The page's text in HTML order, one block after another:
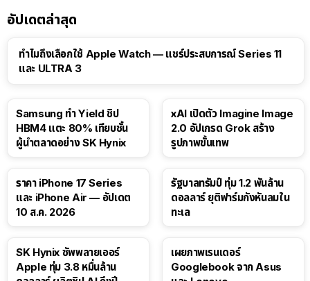
อัปเดตล่าสุด
ทำไมถึงเลือกใช้ Apple Watch — แชร์ประสบการณ์ Series 11
และ ULTRA 3
Samsung ทำ Yield ชิป
HBM4 แตะ 80% เทียบชั้น
ผู้นำตลาดอย่าง SK Hynix
xAI เปิดตัว Imagine Image
2.0 อัปเกรด Grok สร้าง
รูปภาพขั้นเทพ
ราคา iPhone 17 Series
และ iPhone Air — อัปเดต
10 ส.ค. 2026
รัฐบาลทรัมป์ ทุ่ม 1.2 พันล้าน
ดอลลาร์ ยุติฟาร์มกังหันลมใน
ทะเล
SK Hynix ซัพพลายเออร์
Apple ทุ่ม 3.8 หมื่นล้าน
เผยภาพเรนเดอร์
Googlebook จาก Asus